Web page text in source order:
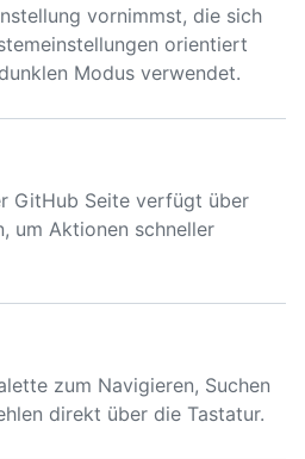
vornimmst, die sich
orientiert
Modus verwendet.
GitHub Seite verfügt über
um Aktionen schneller
zum Navigieren, Suchen
direkt über die Tastatur.